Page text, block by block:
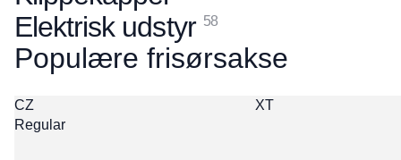
Elektrisk udstyr 58
Populære frisørsakse
CZ
Regular
XT